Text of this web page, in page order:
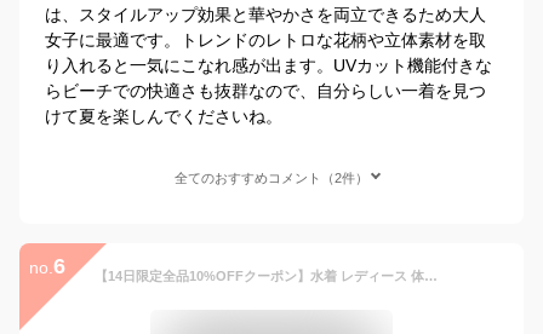
は、スタイルアップ効果と華やかさを両立できるため大人
女子に最適です。トレンドのレトロな花柄や立体素材を取
り入れると一気にこなれ感が出ます。UVカット機能付きな
らビーチでの快適さも抜群なので、自分らしい一着を見つ
けて夏を楽しんでくださいね。
全てのおすすめコメント（2件）
no. 6 【14日限定全品10%OFFクーポン】水着 レディース 体型カバー水着 ビキニ クロップド丈 3点セット 10代 20代 30代 40代 ママ水着 かわいい おしゃれ セパレート 白 シースルートップス クロスブラ ティアードスカート パンツ一体型スカート 二の腕 ウエスト